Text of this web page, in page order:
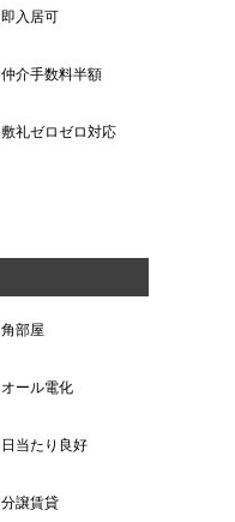
即入居可
仲介手数料半額
敷礼ゼロゼロ対応
角部屋
オール電化
日当たり良好
分譲賃貸